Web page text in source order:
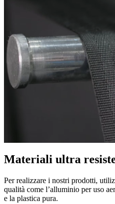
Materiali ultra
Per realizzare i nostri prodotti,
qualità come l’alluminio per uso
e la plastica pura.